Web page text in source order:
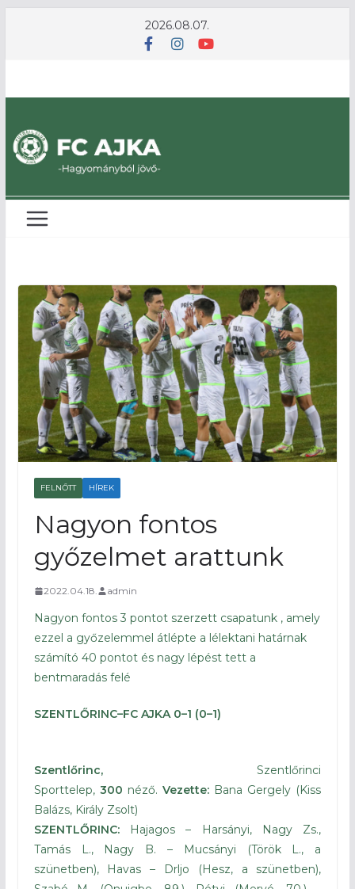
2026.08.07.
FELNŐTT HÍREK
Nagyon fontos
győzelmet arattunk
2022.04.18. admin
Nagyon fontos 3 pontot szerzett csapatunk , amely
ezzel a győzelemmel átlépte a lélektani határnak
számító 40 pontot és nagy lépést tett a
bentmaradás felé
SZENTLŐRINC–FC AJKA 0–1 (0–1)
Szentlőrinc,Szentlőrinci
Sporttelep,300 néző. Vezette: Bana Gergely (Kiss
Balázs, Király Zsolt)
SZENTLŐRINC:Hajagos – Harsányi, Nagy Zs.,
Tamás L., Nagy B. – Mucsányi (Török L., a
szünetben), Havas – Drljo (Hesz, a szünetben),